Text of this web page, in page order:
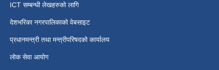
ICT सम्बन्धी लेखहरुको लागि
देशभरिका नगरपालिकाको वेबसाइट
प्रधानमन्त्री तथा मन्त्रीपरिषदको कार्यालय
लोक सेवा आयोग